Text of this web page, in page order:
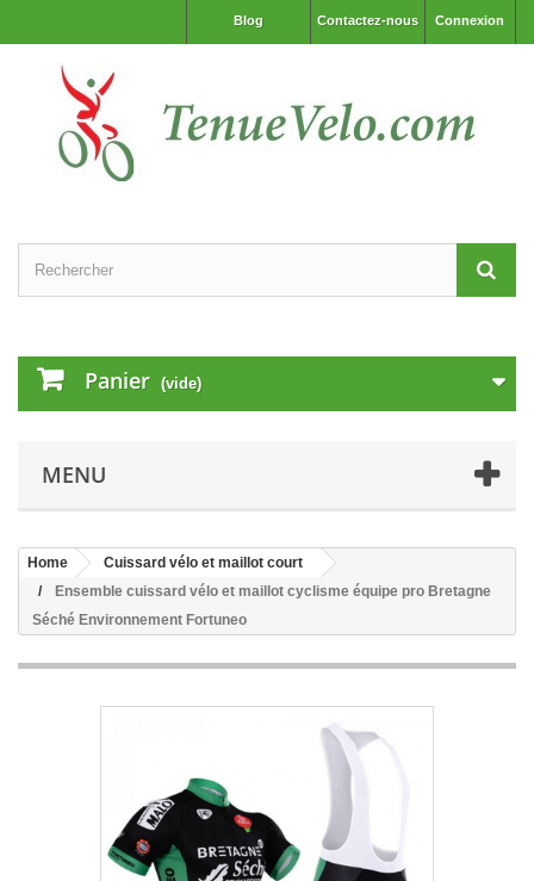
Connexion
Contactez-nous
Blog
Panier (vide)
MENU
Home
Cuissard vélo et maillot court
Ensemble cuissard vélo et maillot cyclisme équipe pro Bretagne
Séché Environnement Fortuneo